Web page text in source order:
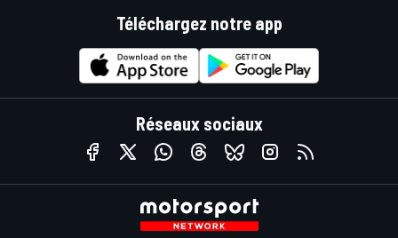
Téléchargez notre app
Réseaux sociaux